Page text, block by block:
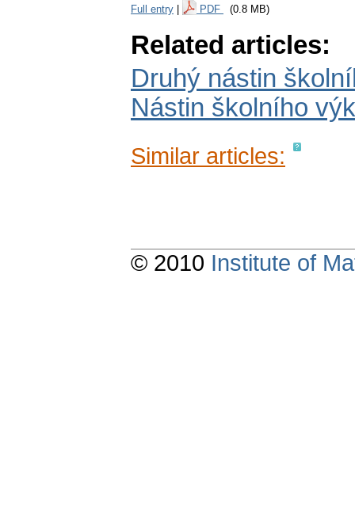
Full entry PDF (0.8 MB)
Related articles:
Druhý nástin
Nástin školního
Similar articles:
© 2010 Institute of